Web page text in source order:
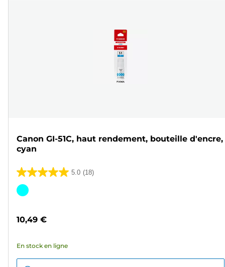
Canon GI-51C, haut rendement, bouteille d'encre,
cyan
5.0 (18)
5.0
sur
18
Cartouche
10,49 €
En stock en ligne